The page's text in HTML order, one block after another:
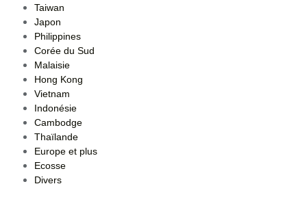
Taiwan
Japon
Philippines
Corée du Sud
Malaisie
Hong Kong
Vietnam
Indonésie
Cambodge
Thaïlande
Europe et plus
Ecosse
Divers